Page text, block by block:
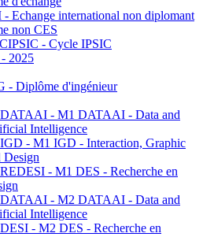
- Echange international non diplomant
non CES
- Cycle IPSIC
2025
- Diplôme d'ingénieur
- M1 DATAAI - Data and
Intelligence
- M1 IGD - Interaction, Graphic
Design
- M1 DES - Recherche en
- M2 DATAAI - Data and
Intelligence
- M2 DES - Recherche en